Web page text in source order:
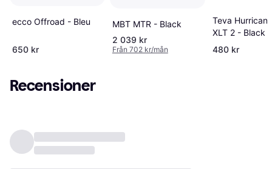
ecco Offroad - Bleu
650 kr
MBT MTR - Black
2 039 kr
Från 702 kr/mån
Teva Hurricane
XLT 2 - Black
480 kr
Recensioner